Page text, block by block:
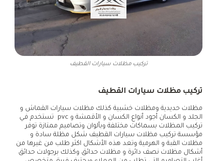
تركيب مظلات سيارات القطيف
تركيب مظلات سيارات القطيف
مظلات حديدية ومظلات خشبية كذلك مظلات سيارات القماش و
الجلد و الكسان أجود أنواع الكسان و الأقمشة و pvc تستخدم في
تركيب المظلات بسماكات مختلفة وبألوان وتصاميم ممتازة توفر
مؤسسة تركيب مظلات سيارات القطيف شكل مظلة سادة و
مظلات القبة و الهرمية وتعد هذه الأشكال اكثر طلب من غيرها من
أشكال مظلات نصف دائرة و مظلات حدائق وكذلك برجولات حدائق